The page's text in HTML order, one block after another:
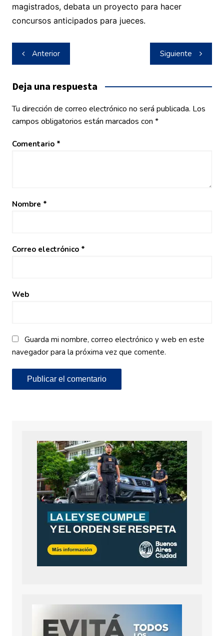
magistrados, debata un proyecto para hacer
concursos anticipados para jueces.
Navegación
de
entradas
Anterior Siguiente
Deja una respuesta
Tu dirección de correo electrónico no será publicada. Los
campos obligatorios están marcados con *
Comentario *
Nombre *
Correo electrónico *
Web
Guarda mi nombre, correo electrónico y web en este
navegador para la próxima vez que comente.